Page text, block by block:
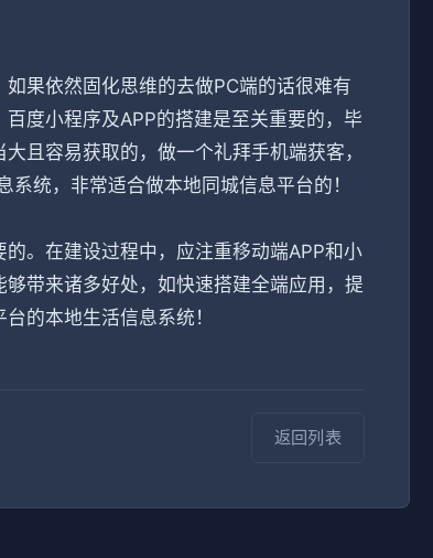
果依然固化思维的去做PC端的话很难有
度小程序及APP的搭建是至关重要的，毕
且容易获取的，做一个礼拜手机端获客，
统，非常适合做本地同城信息平台的！
。在建设过程中，应注重移动端APP和小
带来诸多好处，如快速搭建全端应用，提
的本地生活信息系统！
返回列表